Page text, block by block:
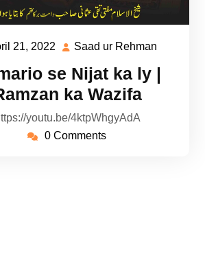
21, 2022
April
2022
Saad ur Rehman
se Nijat ka ly |
ka Wazifa
youtu.be/4ktpWhgyAdA
0 Comments